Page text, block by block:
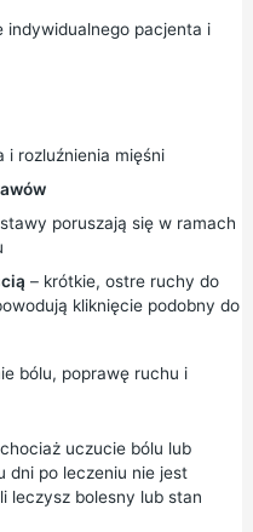
indywidualnego pacjenta i
i rozluźnienia mięśni
poruszają się w ramach
– krótkie, ostre ruchy do
kliknięcie podobny do
bólu, poprawę ruchu i
uczucie bólu lub
dni po leczeniu nie jest
leczysz bolesny lub stan